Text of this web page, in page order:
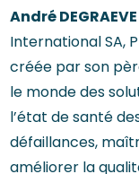
André
International SA,
créée par son
le monde des
l’état de santé
défaillances,
améliorer la